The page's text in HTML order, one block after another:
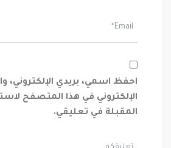
احفظ اسمي، بريدي الإلكتروني،
الإلكتروني في هذا المتصفح
المقبلة في تعليقي.